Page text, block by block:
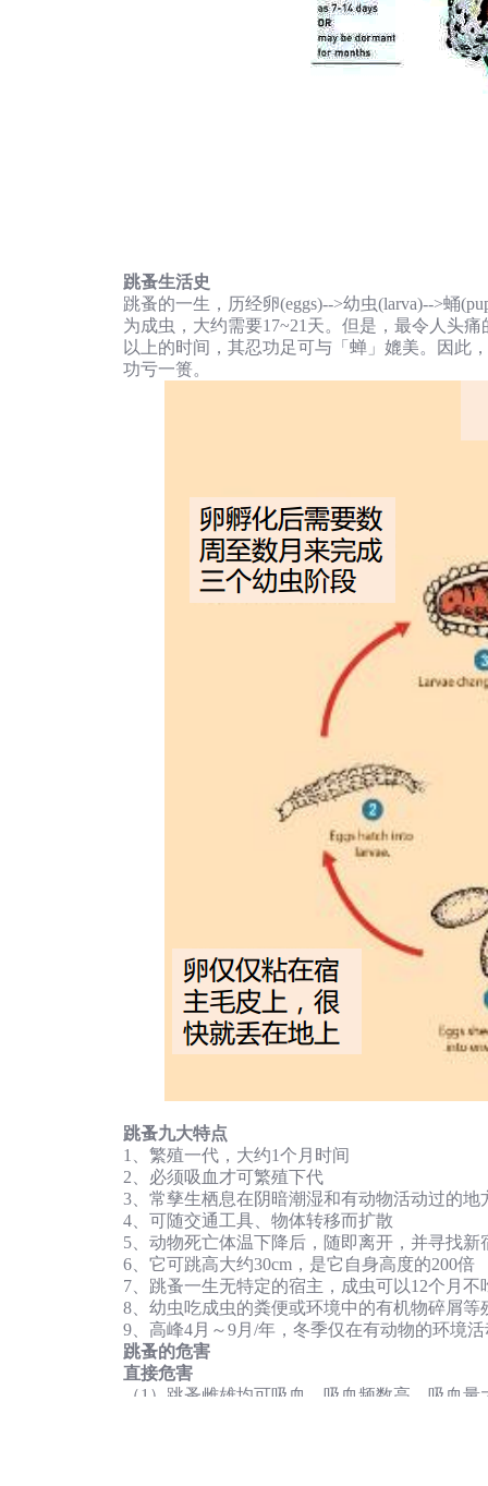
跳蚤生活史
跳蚤的一生，历经卵(eggs)-->幼虫(larva)-->蛹
为成虫，大约需要17~21天。但是，最令人头
以上的时间，其忍功足可与「蝉」媲美。因此
功亏一篑。
跳蚤九大特点
1、繁殖一代，大约1个月时间
2、必须吸血才可繁殖下代
3、常孳生栖息在阴暗潮湿和有动物活动过的地
4、可随交通工具、物体转移而扩散
5、动物死亡体温下降后，随即离开，并寻找新
6、它可跳高大约30cm，是它自身高度的200倍
7、跳蚤一生无特定的宿主，成虫可以12个月
8、幼虫吃成虫的粪便或环境中的有机物碎屑等
9、高峰4月～9月/年，冬季仅在有动物的环境活
跳蚤的危害
直接危害
（1）跳蚤雌雄均可吸血、吸血频数高、吸血